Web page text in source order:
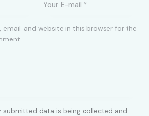
email, and website in this browser for the
submitted data is being collected and